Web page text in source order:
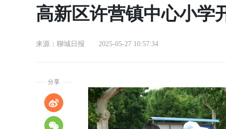
高新区许营镇中心小学
来源：聊城日报 2025-05-27 10:57:34
分享